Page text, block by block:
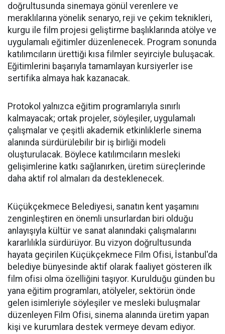
doğrultusunda sinemaya gönül verenlere ve
meraklılarına yönelik senaryo, reji ve çekim teknikleri,
kurgu ile film projesi geliştirme başlıklarında atölye ve
uygulamalı eğitimler düzenlenecek. Program sonunda
katılımcıların ürettiği kısa filmler seyirciyle buluşacak.
Eğitimlerini başarıyla tamamlayan kursiyerler ise
sertifika almaya hak kazanacak.
Protokol yalnızca eğitim programlarıyla sınırlı
kalmayacak; ortak projeler, söyleşiler, uygulamalı
çalışmalar ve çeşitli akademik etkinliklerle sinema
alanında sürdürülebilir bir iş birliği modeli
oluşturulacak. Böylece katılımcıların mesleki
gelişimlerine katkı sağlanırken, üretim süreçlerinde
daha aktif rol almaları da desteklenecek.
Küçükçekmece Belediyesi, sanatın kent yaşamını
zenginleştiren en önemli unsurlardan biri olduğu
anlayışıyla kültür ve sanat alanındaki çalışmalarını
kararlılıkla sürdürüyor. Bu vizyon doğrultusunda
hayata geçirilen Küçükçekmece Film Ofisi, İstanbul'da
belediye bünyesinde aktif olarak faaliyet gösteren ilk
film ofisi olma özelliğini taşıyor. Kurulduğu günden bu
yana eğitim programları, atölyeler, sektörün önde
gelen isimleriyle söyleşiler ve mesleki buluşmalar
düzenleyen Film Ofisi, sinema alanında üretim yapan
kişi ve kurumlara destek vermeye devam ediyor.